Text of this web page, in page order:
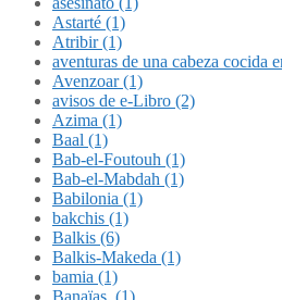
Astarté (1)
Atribir (1)
aventuras de una cabeza cocida
Avenzoar (1)
avisos de e-Libro (2)
Azima (1)
Baal (1)
Bab-el-Foutouh (1)
Bab-el-Mabdah (1)
Babilonia (1)
bakchis (1)
Balkis (6)
Balkis-Makeda (1)
bamia (1)
Banaïas. (1)